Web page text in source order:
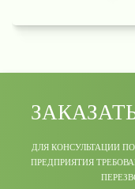
ДЛЯ КОНСУЛЬТАЦИИ
ПРЕДПРИЯТИЯ